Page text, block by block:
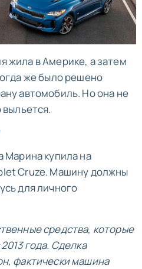
жила в Америке, а затем
же было решено
автомобиль. Но она не
Марина купила на
Cruze. Машину должны
для личного
средства, которые
года. Сделка
фактически машина